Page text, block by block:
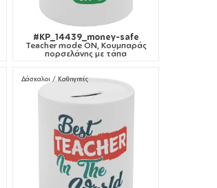
#KP_14439_money-safe
Teacher mode ON, Κουμπαράς
πορσελάνης με τάπα
Δάσκαλοι / Καθηγητές